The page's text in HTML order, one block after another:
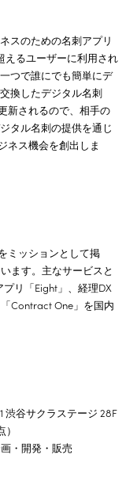
スのための名刺アプリ
えるユーザーに利用され
つで誰にでも簡単にデ
換したデジタル名刺
新されるので、相手の
タル名刺の提供を通じ
ネス機会を創出しま
ミッションとして掲
ます。主なサービスと
リ「Eight」、経理DX
Contract One」を国内
渋谷サクラステージ 28F
・開発・販売